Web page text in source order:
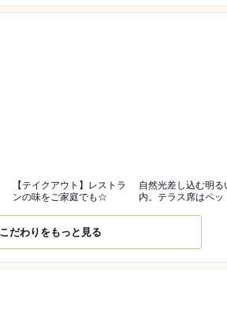
【テイクアウト】レストラ
ンの味をご家庭でも☆
自然光差し込む明る
内。テラス席はペッ
こだわりをもっと見る